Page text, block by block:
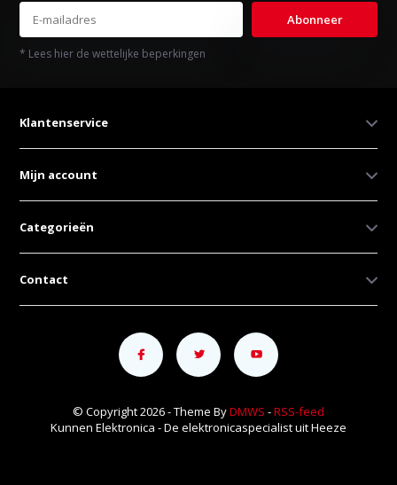
Abonneer
* Lees hier de wettelijke beperkingen
Klantenservice
Mijn account
Categorieën
Contact
© Copyright 2026 - Theme ByDMWS -RSS-feed
Kunnen Elektronica - De elektronicaspecialist uit Heeze